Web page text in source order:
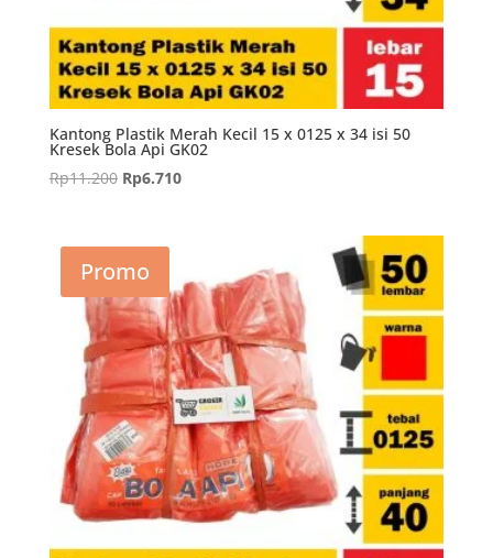
Kantong Plastik Merah Kecil 15 x 0125 x 34 isi 50
Kresek Bola Api GK02
Rp11.200 Harga
Rp11.200.
Rp6.710Harga
Rp6.710.
Promo